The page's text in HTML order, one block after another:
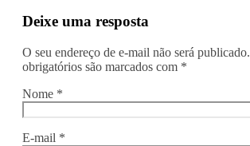
Deixe uma resposta
O seu endereço de e-mail não será publicado.
obrigatórios são marcados com *
Nome *
E-mail *